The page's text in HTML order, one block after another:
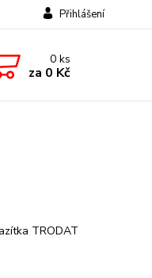
Přihlášení
0ks
za 0 Kč
TRODAT